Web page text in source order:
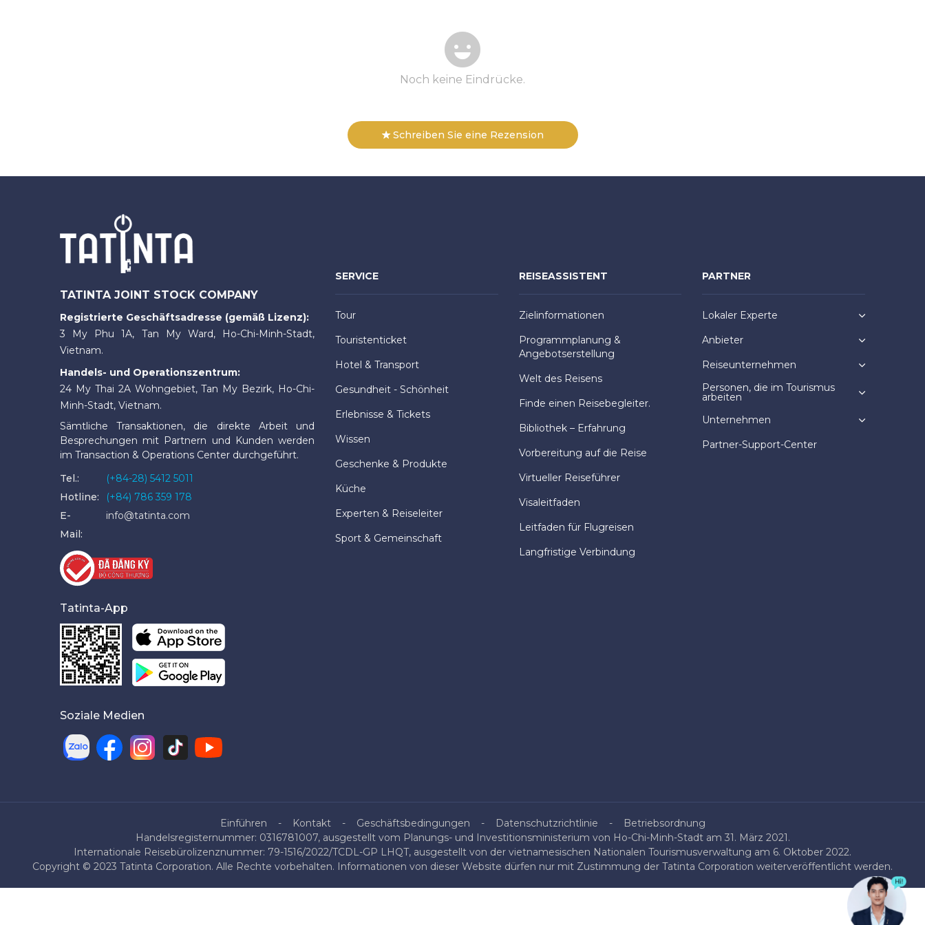
Noch keine Eindrücke.
Schreiben Sie eine Rezension
TATINTA JOINT STOCK COMPANY
Registrierte Geschäftsadresse (gemäß Lizenz):
3 My Phu 1A, Tan My Ward, Ho-Chi-Minh-Stadt,
Vietnam.
Handels- und Operationszentrum:
24 My Thai 2A Wohngebiet, Tan My Bezirk, Ho-Chi-
Minh-Stadt, Vietnam.
Sämtliche Transaktionen, die direkte Arbeit und
Besprechungen mit Partnern und Kunden werden
im Transaction & Operations Center durchgeführt.
Tel.:
(+84-28) 5412 5011
Hotline:
(+84) 786 359 178
E-
Mail:
info@tatinta.com
Tatinta-App
Soziale Medien
SERVICE
Tour
Touristenticket
Hotel & Transport
Gesundheit - Schönheit
Erlebnisse & Tickets
Wissen
Geschenke & Produkte
Küche
Experten & Reiseleiter
Sport & Gemeinschaft
REISEASSISTENT
Zielinformationen
Programmplanung &
Angebotserstellung
Welt des Reisens
Finde einen Reisebegleiter.
Bibliothek – Erfahrung
Vorbereitung auf die Reise
Virtueller Reiseführer
Visaleitfaden
Leitfaden für Flugreisen
Langfristige Verbindung
PARTNER
Lokaler Experte
Anbieter
Reiseunternehmen
Personen, die im Tourismus
arbeiten
Unternehmen
Partner-Support-Center
Einführen Kontakt Geschäftsbedingungen Datenschutzrichtlinie
Betriebsordnung
Handelsregisternummer: 0316781007, ausgestellt vom Planungs- und Investitionsministerium von Ho-Chi-Minh-Stadt am 31. März 2021.
Internationale Reisebürolizenznummer: 79-1516/2022/TCDL-GP LHQT, ausgestellt von der vietnamesischen Nationalen Tourismusverwaltung am 6. Oktober 2022.
Copyright © 2023 Tatinta Corporation. Alle Rechte vorbehalten. Informationen von dieser Website dürfen nur mit Zustimmung der Tatinta Corporation weiterveröffentlicht werden.